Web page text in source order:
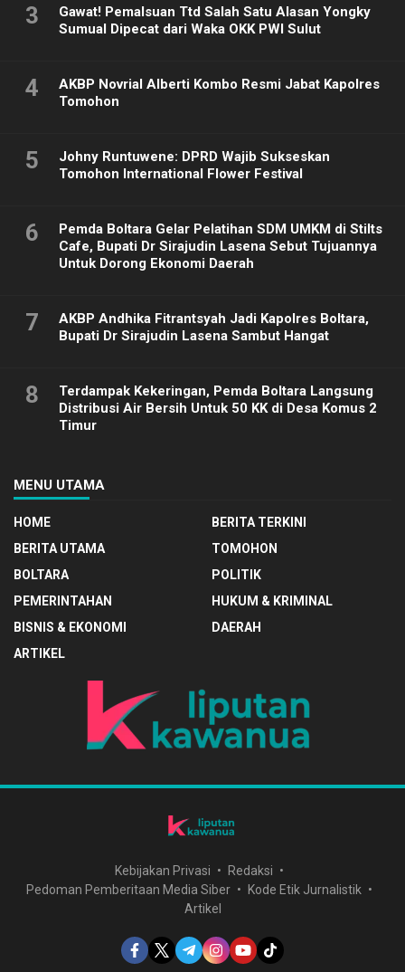
3
Gawat! Pemalsuan Ttd Salah Satu Alasan Yongky
Sumual Dipecat dari Waka OKK PWI Sulut
4
AKBP Novrial Alberti Kombo Resmi Jabat Kapolres
Tomohon
5
Johny Runtuwene: DPRD Wajib Sukseskan
Tomohon International Flower Festival
6
Pemda Boltara Gelar Pelatihan SDM UMKM di Stilts
Cafe, Bupati Dr Sirajudin Lasena Sebut Tujuannya
Untuk Dorong Ekonomi Daerah
7
AKBP Andhika Fitrantsyah Jadi Kapolres Boltara,
Bupati Dr Sirajudin Lasena Sambut Hangat
8
Terdampak Kekeringan, Pemda Boltara Langsung
Distribusi Air Bersih Untuk 50 KK di Desa Komus 2
Timur
MENU UTAMA
HOME
BERITA TERKINI
BERITA UTAMA
TOMOHON
BOLTARA
POLITIK
PEMERINTAHAN
HUKUM & KRIMINAL
BISNIS & EKONOMI
DAERAH
ARTIKEL
Kebijakan Privasi
Redaksi
Pedoman Pemberitaan Media Siber
Kode Etik Jurnalistik
Artikel